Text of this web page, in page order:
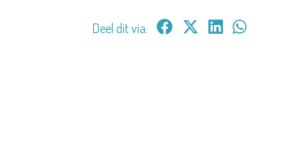
Deel dit via: